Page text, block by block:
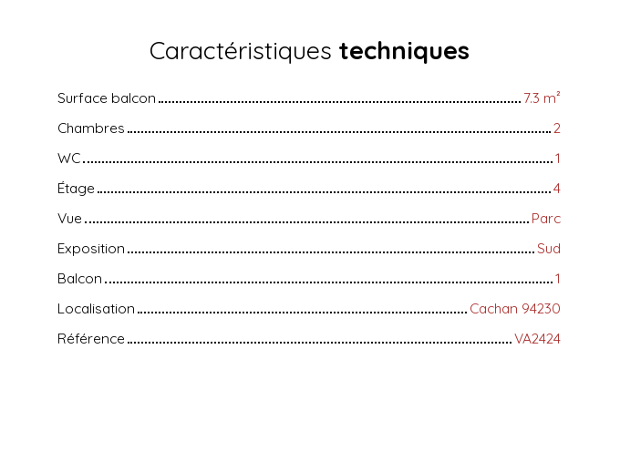
Caractéristiques techniques
Surface balcon 7.3 m²
Chambres
2
WC
1
Étage
4
Vue
Parc
Exposition
Sud
Balcon
1
Localisation
Cachan 94230
Référence
VA2424